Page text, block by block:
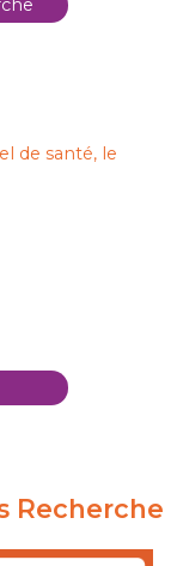
de santé, le
Recherche